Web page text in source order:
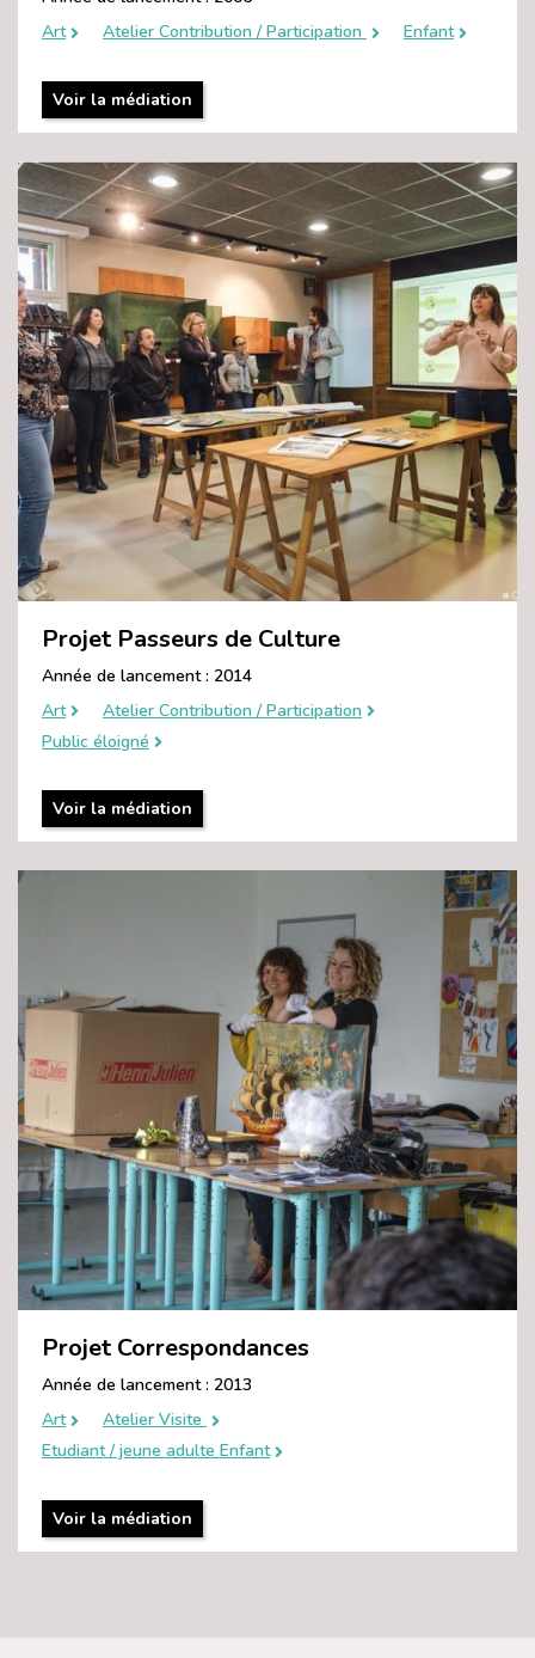
Art
Atelier Contribution / Participation Enfant
Voir la médiation
Projet Passeurs de Culture
Année de lancement : 2014
Art
Atelier Contribution / Participation
Public éloigné
Voir la médiation
Projet Correspondances
Année de lancement : 2013
Art
Atelier Visite
Etudiant / jeune adulte Enfant
Voir la médiation